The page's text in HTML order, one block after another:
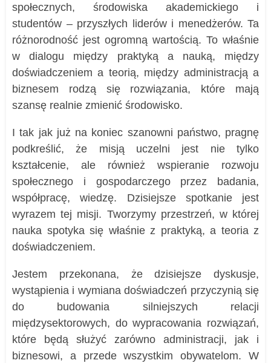
społecznych, środowiska akademickiego i
studentów – przyszłych liderów i menedżerów. Ta
różnorodność jest ogromną wartością. To właśnie
w dialogu między praktyką a nauką, między
doświadczeniem a teorią, między administracją a
biznesem rodzą się rozwiązania, które mają
szansę realnie zmienić środowisko.
I tak jak już na koniec szanowni państwo, pragnę
podkreślić, że misją uczelni jest nie tylko
kształcenie, ale również wspieranie rozwoju
społecznego i gospodarczego przez badania,
współpracę, wiedzę. Dzisiejsze spotkanie jest
wyrazem tej misji. Tworzymy przestrzeń, w której
nauka spotyka się właśnie z praktyką, a teoria z
doświadczeniem.
Jestem przekonana, że dzisiejsze dyskusje,
wystąpienia i wymiana doświadczeń przyczynią się
do budowania silniejszych relacji
międzysektorowych, do wypracowania rozwiązań,
które będą służyć zarówno administracji, jak i
biznesowi, a przede wszystkim obywatelom. W